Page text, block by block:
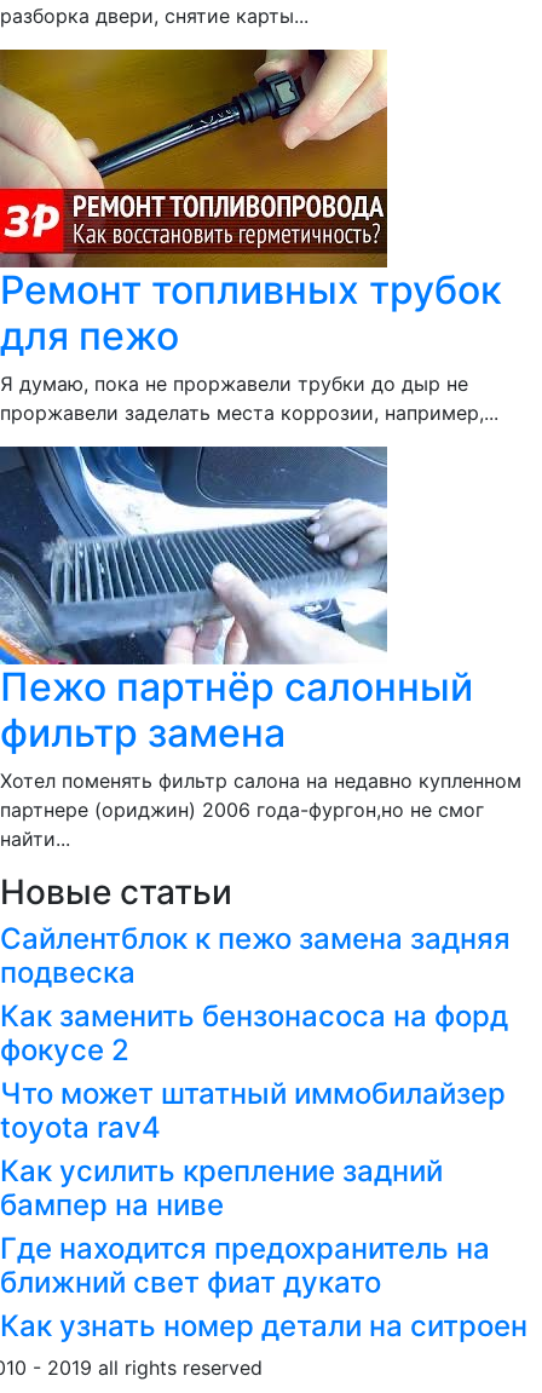
разборка двери, снятие карты...
Ремонт топливных трубок
для пежо
Я думаю, пока не проржавели трубки до дыр не
проржавели заделать места коррозии, например,...
Пежо партнёр салонный
фильтр замена
Хотел поменять фильтр салона на недавно купленном
партнере (ориджин) 2006 года-фургон,но не смог
найти...
Новые статьи
Сайлентблок к пежо замена задняя
подвеска
Как заменить бензонасоса на форд
фокусе 2
Что может штатный иммобилайзер
toyota rav4
Как усилить крепление задний
бампер на ниве
Где находится предохранитель на
ближний свет фиат дукато
Как узнать номер детали на ситроен
- 2019 all rights reserved